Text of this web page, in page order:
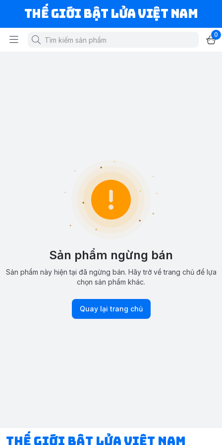
Thế Giới Bật Lửa Việt Nam
0
Sản phẩm ngừng bán
Sản phẩm này hiện tại đã ngừng bán. Hãy trở về trang chủ để lựa
chọn sản phẩm khác.
Quay lại trang chủ
Thế Giới Bật Lửa Việt Nam